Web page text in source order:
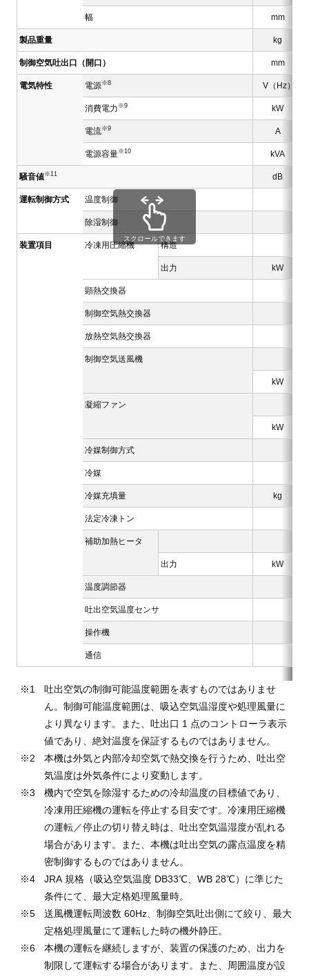
幅 mm
製品重量 kg
制御空気吐出口（開口） mm
電気特性 電源※8 V（Hz）
消費電力 ※9 kW
電流※9 A
電源容量※10 kVA
騒音値※11 dB
運転制御方式 温度制御
除湿制御
装置項目 冷凍用圧縮機 構造
出力 kW
顕熱交換器
制御空気熱交換器
放熱空気熱交換器
制御空気送風機
kW
凝縮ファン
kW
冷媒制御方式
冷媒
冷媒充填量 kg
法定冷凍トン
補助加熱ヒータ
出力 kW
温度調節器
吐出空気温度センサ
操作機
通信
スクロールできます
吐出空気の制御可能温度範囲を表すものではありませ
ん。制御可能温度範囲は、吸込空気温湿度や処理風量に
より異なります。また、吐出口 1 点のコントローラ表示
値であり、絶対温度を保証するものではありません。
本機は外気と内部冷却空気で熱交換を行うため、吐出空
気温度は外気条件により変動します。
機内で空気を除湿するための冷却温度の目標値であり、
冷凍用圧縮機の運転を停止する目安です。冷凍用圧縮機
の運転／停止の切り替え時は、吐出空気温湿度が乱れる
場合があります。また、本機は吐出空気の露点温度を精
密制御するものではありません。
JRA 規格（吸込空気温度 DB33℃、WB 28℃）に準じた
条件にて、最大定格処理風量時。
送風機運転周波数 60Hz、制御空気吐出側にて絞り、最大
定格処理風量にて運転した時の機外静圧。
本機の運転を継続しますが、装置の保護のため、出力を
制限して運転する場合があります。また、周囲温度が設